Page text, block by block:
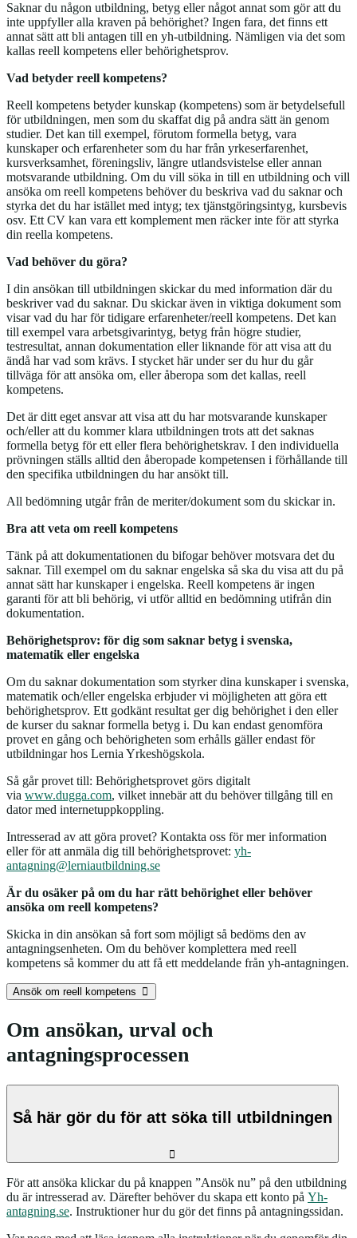
Saknar du någon utbildning, betyg eller något annat som gör att du
inte uppfyller alla kraven på behörighet? Ingen fara, det finns ett
annat sätt att bli antagen till en yh-utbildning. Nämligen via det som
kallas reell kompetens eller behörighetsprov.
Vad betyder reell kompetens?
Reell kompetens betyder kunskap (kompetens) som är betydelsefull
för utbildningen, men som du skaffat dig på andra sätt än genom
studier. Det kan till exempel, förutom formella betyg, vara
kunskaper och erfarenheter som du har från yrkeserfarenhet,
kursverksamhet, föreningsliv, längre utlandsvistelse eller annan
motsvarande utbildning. Om du vill söka in till en utbildning och vill
ansöka om reell kompetens behöver du beskriva vad du saknar och
styrka det du har istället med intyg; tex tjänstgöringsintyg, kursbevis
osv. Ett CV kan vara ett komplement men räcker inte för att styrka
din reella kompetens.
Vad behöver du göra?
I din ansökan till utbildningen skickar du med information där du
beskriver vad du saknar. Du skickar även in viktiga dokument som
visar vad du har för tidigare erfarenheter/reell kompetens. Det kan
till exempel vara arbetsgivarintyg, betyg från högre studier,
testresultat, annan dokumentation eller liknande för att visa att du
ändå har vad som krävs. I stycket här under ser du hur du går
tillväga för att ansöka om, eller åberopa som det kallas, reell
kompetens.
Det är ditt eget ansvar att visa att du har motsvarande kunskaper
och/eller att du kommer klara utbildningen trots att det saknas
formella betyg för ett eller flera behörighetskrav. I den individuella
prövningen ställs alltid den åberopade kompetensen i förhållande till
den specifika utbildningen du har ansökt till.
All bedömning utgår från de meriter/dokument som du skickar in.
Bra att veta om reell kompetens
Tänk på att dokumentationen du bifogar behöver motsvara det du
saknar. Till exempel om du saknar engelska så ska du visa att du på
annat sätt har kunskaper i engelska. Reell kompetens är ingen
garanti för att bli behörig, vi utför alltid en bedömning utifrån din
dokumentation.
Behörighetsprov: för dig som saknar betyg i svenska,
matematik eller engelska
Om du saknar dokumentation som styrker dina kunskaper i svenska,
matematik och/eller engelska erbjuder vi möjligheten att göra ett
behörighetsprov. Ett godkänt resultat ger dig behörighet i den eller
de kurser du saknar formella betyg i. Du kan endast genomföra
provet en gång och behörigheten som erhålls gäller endast för
utbildningar hos Lernia Yrkeshögskola.
Så går provet till: Behörighetsprovet görs digitalt
via www.dugga.com, vilket innebär att du behöver tillgång till en
dator med internetuppkoppling.
Intresserad av att göra provet? Kontakta oss för mer information
eller för att anmäla dig till behörighetsprovet: yh-
antagning@lerniautbildning.se
Är du osäker på om du har rätt behörighet eller behöver
ansöka om reell kompetens?
Skicka in din ansökan så fort som möjligt så bedöms den av
antagningsenheten. Om du behöver komplettera med reell
kompetens så kommer du att få ett meddelande från yh-antagningen.
Ansök om reell kompetens
Om ansökan, urval och
antagningsprocessen
Så här gör du för att söka till utbildningen
För att ansöka klickar du på knappen ”Ansök nu” på den utbildning
du är intresserad av. Därefter behöver du skapa ett konto på Yh-
antagning.se. Instruktioner hur du gör det finns på antagningssidan.